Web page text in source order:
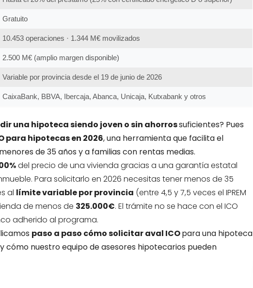
Gratuito
10.453 operaciones · 1.344 M€ movilizados
2.500 M€ (amplio margen disponible)
Variable por provincia desde el 19 de junio de 2026
CaixaBank, BBVA, Ibercaja, Abanca, Unicaja, Kutxabank y otros
una hipoteca siendo joven o sin ahorrossuficientes? Pues
para hipotecas en 2026, una herramienta que facilita el
de 35 años y a familias con rentas medias.
del precio de una vivienda gracias a una garantía estatal
Para solicitarlo en 2026 necesitas tener menos de 35
al límite variable por provincia (entre 4,5 y 7,5 veces el IPREM
de menos de 325.000€. El trámite no se hace con el ICO
adherido al programa.
paso a paso cómo solicitar aval ICOpara una hipoteca
cómo nuestro equipo de asesores hipotecarios pueden